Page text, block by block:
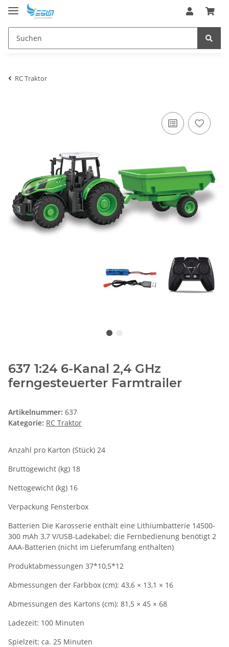
RC Traktor
637 1:24 6-Kanal 2,4 GHz
ferngesteuerter Farmtrailer
Artikelnummer: 637
Kategorie: RC Traktor
Anzahl pro Karton (Stück) 24
Bruttogewicht (kg) 18
Nettogewicht (kg) 16
Verpackung Fensterbox
Batterien Die Karosserie enthält eine Lithiumbatterie 14500-
300 mAh 3,7 V/USB-Ladekabel; die Fernbedienung benötigt 2
AAA-Batterien (nicht im Lieferumfang enthalten)
Produktabmessungen 37*10,5*12
Abmessungen der Farbbox (cm): 43,6 × 13,1 × 16
Abmessungen des Kartons (cm): 81,5 × 45 × 68
Ladezeit: 100 Minuten
Spielzeit: ca. 25 Minuten